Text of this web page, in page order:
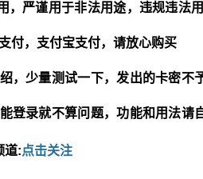
，严谨用于非法用途，违规违法
付，支付宝支付，请放心购买
，少量测试一下，发出的卡密不
登录就不算问题，功能和用法请
道:点击关注